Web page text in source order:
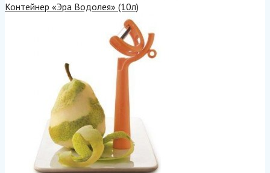
Контейнер «Эра Водолея» (10л)